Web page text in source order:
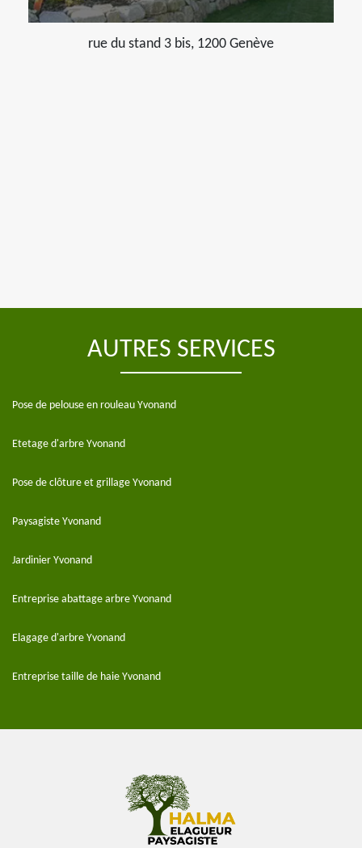
rue du stand 3 bis, 1200 Genève
AUTRES SERVICES
Pose de pelouse en rouleau Yvonand
Etetage d'arbre Yvonand
Pose de clôture et grillage Yvonand
Paysagiste Yvonand
Jardinier Yvonand
Entreprise abattage arbre Yvonand
Elagage d'arbre Yvonand
Entreprise taille de haie Yvonand